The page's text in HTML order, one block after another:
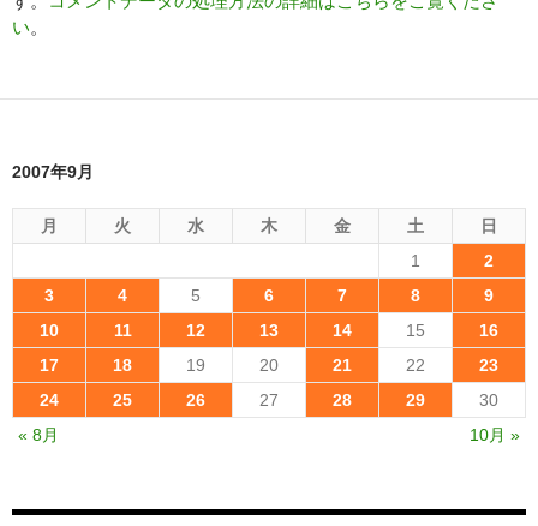
い。
2007年9月
月 火 水 木 金 土
日
1
2
3
4 5 6 7 8
9
10
11 12 13 14 15
16
17
18 19 20 21 22
23
24
25 26 27 28 29
30
« 8月
10月 »